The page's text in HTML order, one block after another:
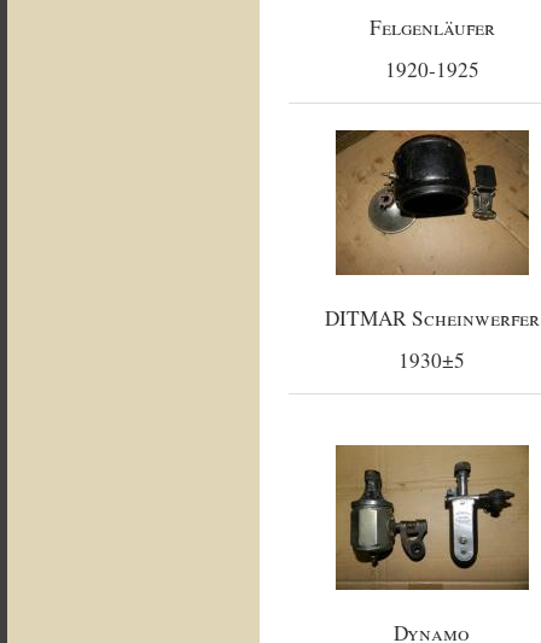
Felgenläufer
1920-1925
DITMAR Scheinwerfer
1930±5
Dynamo